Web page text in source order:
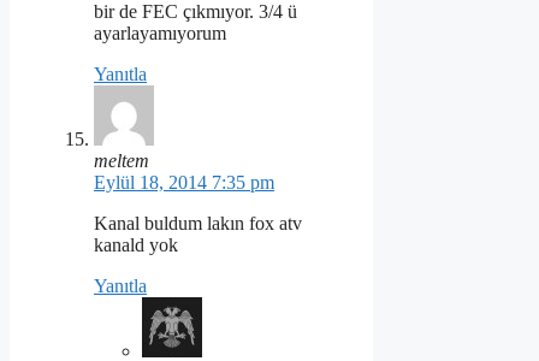
bir de FEC çıkmıyor. 3/4 ü
ayarlayamıyorum
Yanıtla
meltem
Eylül 18, 2014 7:35 pm
Kanal buldum lakın fox atv
kanald yok
Yanıtla